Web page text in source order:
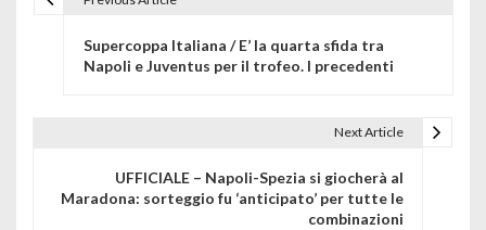
Supercoppa Italiana / E’ la quarta sfida tra
Napoli e Juventus per il trofeo. I precedenti
Next Article
UFFICIALE – Napoli-Spezia si giocherà al
Maradona: sorteggio fu ‘anticipato’ per tutte le
combinazioni